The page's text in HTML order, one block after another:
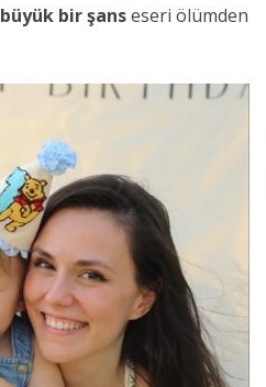
büyük bir şanseseri ölümden